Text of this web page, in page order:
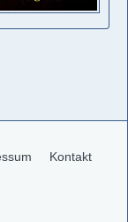
Kontakt